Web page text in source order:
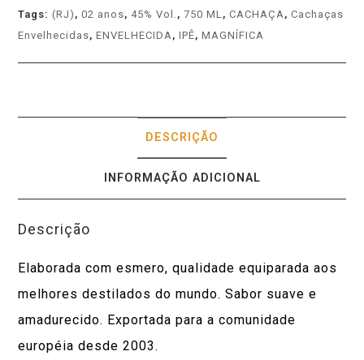
Tags:(RJ) ,02 anos, 45% Vol.,750 ML,CACHAÇA,Cachaças
Envelhecidas,ENVELHECIDA,IPÊ,MAGNÍFICA
DESCRIÇÃO
INFORMAÇÃO ADICIONAL
Descrição
Elaborada com esmero, qualidade equiparada aos
melhores destilados do mundo. Sabor suave e
amadurecido. Exportada para a comunidade
européia desde 2003.